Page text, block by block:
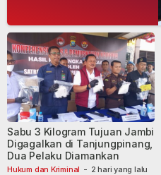
Hukum dan Kriminal - 2 hari yang lalu
Sabu 3 Kilogram Tujuan Jambi
Digagalkan di Tanjungpinang,
Dua Pelaku Diamankan